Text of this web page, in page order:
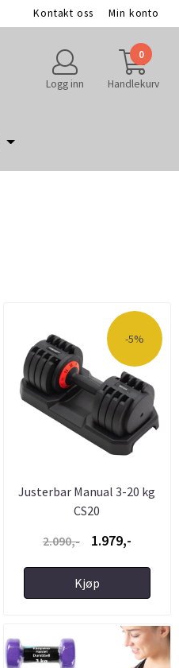
Kontakt oss Min konto
Logg inn
0
Handlekurv
-5%
Justerbar Manual 3-20 kg
CS20
2.090,-
1.979,-
Kjøp